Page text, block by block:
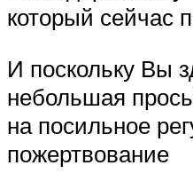
который сейчас
И поскольку Вы
небольшая
на посильное
пожертвование